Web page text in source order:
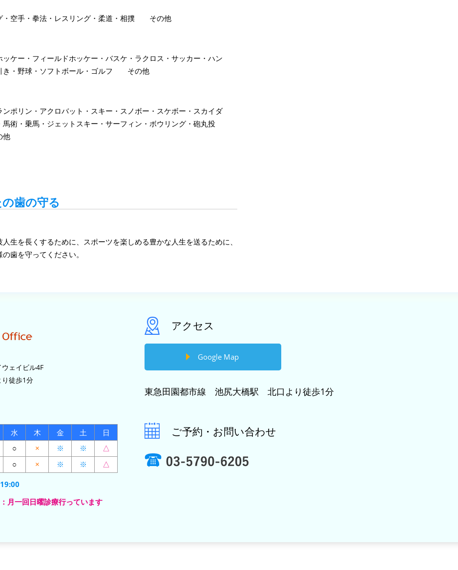
・空手・拳法・レスリング・柔道・相撲 その他
ケー・フィールドホッケー・バスケ・ラクロス・サッカー・ハン
き・野球・ソフトボール・ゴルフ その他
ポリン・アクロバット・スキー・スノボー・スケボー・スカイダ
術・乗馬・ジェットスキー・サーフィン・ボウリング・砲丸投
他
歯の守る
生を長くするために、スポーツを楽しめる豊かな人生を送るために、
歯を守ってください。
ェイビル4F
徒歩1分
水 木 金 土
日
○ × ※ ※ △
○ × ※ ※ △
月一回日曜診療行っています
アクセス
Google Map
東急田園都市線 池尻大橋駅 北口より徒歩1分
ご予約・お問い合わせ